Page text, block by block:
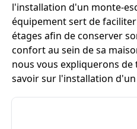
l'installation d'un monte-
équipement sert de
étages afin de conserver
confort au sein de sa
nous vous expliquerons de
savoir sur l'installation